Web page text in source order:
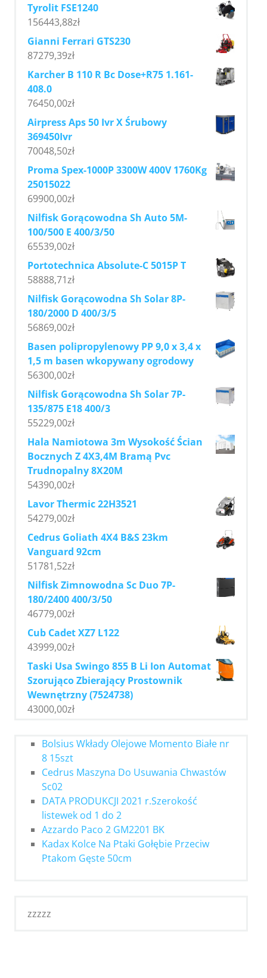
Tyrolit FSE1240
156443,88zł
Gianni Ferrari GTS230
87279,39zł
Karcher B 110 R Bc Dose+R75 1.161-
408.0
76450,00zł
Airpress Aps 50 Ivr X Śrubowy
369450Ivr
70048,50zł
Proma Spex-1000P 3300W 400V 1760Kg
25015022
69900,00zł
Nilfisk Gorącowodna Sh Auto 5M-
100/500 E 400/3/50
65539,00zł
Portotechnica Absolute-C 5015P T
58888,71zł
Nilfisk Gorącowodna Sh Solar 8P-
180/2000 D 400/3/5
56869,00zł
Basen polipropylenowy PP 9,0 x 3,4 x
1,5 m basen wkopywany ogrodowy
56300,00zł
Nilfisk Gorącowodna Sh Solar 7P-
135/875 E18 400/3
55229,00zł
Hala Namiotowa 3m Wysokość Ścian
Bocznych Z 4X3,4M Bramą Pvc
Trudnopalny 8X20M
54390,00zł
Lavor Thermic 22H3521
54279,00zł
Cedrus Goliath 4X4 B&S 23km
Vanguard 92cm
51781,52zł
Nilfisk Zimnowodna Sc Duo 7P-
180/2400 400/3/50
46779,00zł
Cub Cadet XZ7 L122
43999,00zł
Taski Usa Swingo 855 B Li Ion Automat
Szorująco Zbierający Prostownik
Wewnętrzny (7524738)
43000,00zł
Bolsius Wkłady Olejowe Momento Białe nr
8 15szt
Cedrus Maszyna Do Usuwania Chwastów
Sc02
DATA PRODUKCJI 2021 r.Szerokość
listewek od 1 do 2
Azzardo Paco 2 GM2201 BK
Kadax Kolce Na Ptaki Gołębie Przeciw
Ptakom Gęste 50cm
zzzzz